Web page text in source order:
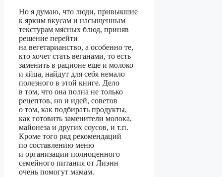
Но я думаю, что люди, привыкшие
к ярким вкусам и насыщенным
текстурам мясных блюд, приняв
решение перейти
на вегетарианство, а особенно те,
кто хочет стать веганами, то есть
заменить в рационе еще и молоко
и яйца, найдут для себя немало
полезного в этой книге. Дело
в том, что она полна не только
рецептов, но и идей, советов
о том, как подбирать продукты,
как готовить заменители молока,
майонеза и других соусов, и т.п.
Кроме того ряд рекомендаций
по составлению меню
и организации полноценного
семейного питания от Лиэнн
очень помогут мамам.